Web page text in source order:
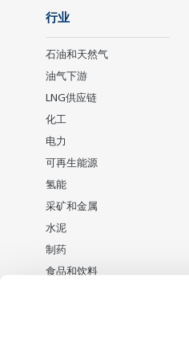
行业
石油和天然气
油气下游
LNG供应链
化工
电力
可再生能源
氢能
采矿和金属
水泥
制药
食品和饮料